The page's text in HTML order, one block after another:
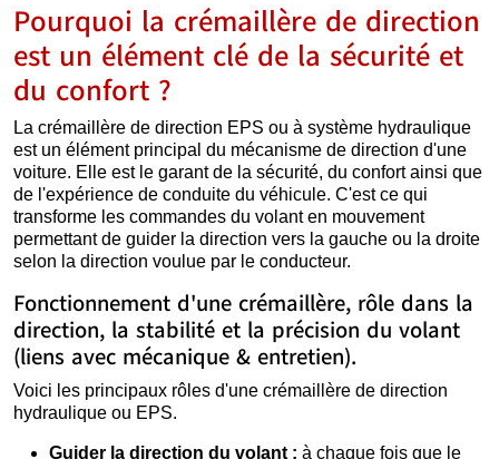
Pourquoi la crémaillère de direction
est un élément clé de la sécurité et
du confort ?
La crémaillère de direction EPS ou à système hydraulique
est un élément principal du mécanisme de direction d'une
voiture. Elle est le garant de la sécurité, du confort ainsi que
de l'expérience de conduite du véhicule. C'est ce qui
transforme les commandes du volant en mouvement
permettant de guider la direction vers la gauche ou la droite
selon la direction voulue par le conducteur.
Fonctionnement d'une crémaillère, rôle dans la
direction, la stabilité et la précision du volant
(liens avec mécanique & entretien).
Voici les principaux rôles d'une crémaillère de direction
hydraulique ou EPS.
Guider la direction du volant : à chaque fois que le